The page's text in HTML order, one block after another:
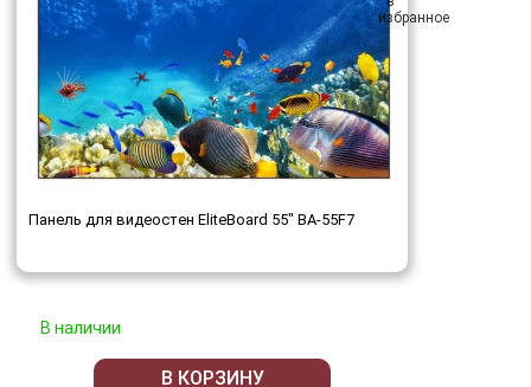
Панель для видеостен EliteBoard 55" BA-55F7
В наличии
В КОРЗИНУ